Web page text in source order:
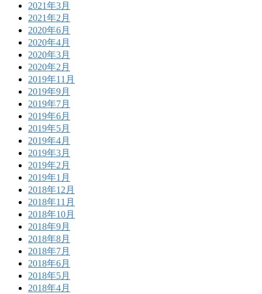
2021年3月
2021年2月
2020年6月
2020年4月
2020年3月
2020年2月
2019年11月
2019年9月
2019年7月
2019年6月
2019年5月
2019年4月
2019年3月
2019年2月
2019年1月
2018年12月
2018年11月
2018年10月
2018年9月
2018年8月
2018年7月
2018年6月
2018年5月
2018年4月